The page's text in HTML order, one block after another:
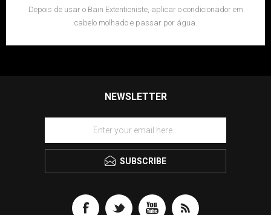
Depois de usar o Bain Extentioniste, aplicar o condicionador em
cabelo molhado e passar por água.
NEWSLETTER
SUBSCRIBE